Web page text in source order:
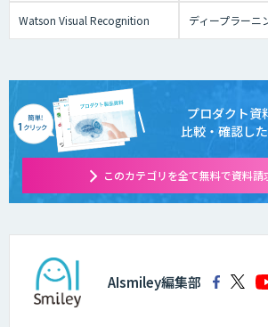
Watson Visual Recognition ディープラーニ
プロダクト資
比較・確認し
このカテゴリを全て無料で資料請
AIsmiley編集部